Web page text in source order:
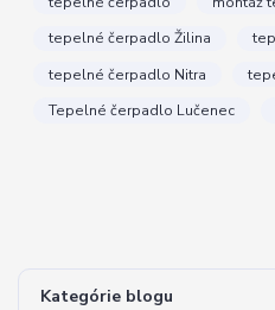
Kategórie blogu
tepelné čerpadlo Žilina
tepelné čerpadlo Nitra
Tepelné čerpadlo Lučenec